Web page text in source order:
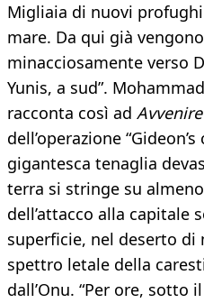
Migliaia di nuovi
mare. Da qui già
minacciosamente verso
Yunis, a sud”.
racconta così ad Avvenire
dell’operazione
gigantesca tenaglia
terra si stringe su
dell’attacco alla capitale
superficie, nel deserto di
spettro letale della
dall’Onu. “Per ore, sotto